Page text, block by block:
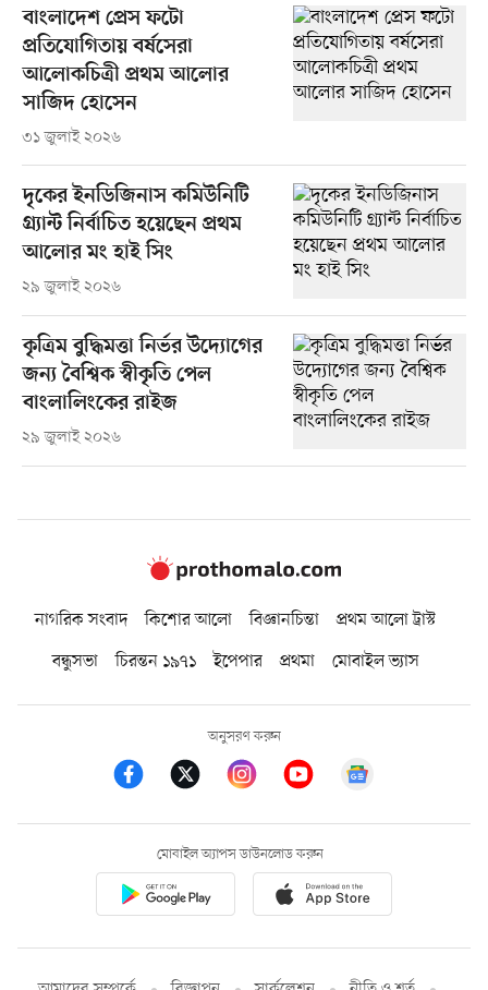
বাংলাদেশ প্রেস ফটো
প্রতিযোগিতায় বর্ষসেরা
আলোকচিত্রী প্রথম আলোর
সাজিদ হোসেন
৩১ জুলাই ২০২৬
দৃকের ইনডিজিনাস কমিউনিটি
গ্র্যান্ট নির্বাচিত হয়েছেন প্রথম
আলোর মং হাই সিং
২৯ জুলাই ২০২৬
কৃত্রিম বুদ্ধিমত্তা নির্ভর উদ্যোগের
জন্য বৈশ্বিক স্বীকৃতি পেল
বাংলালিংকের রাইজ
২৯ জুলাই ২০২৬
নাগরিক সংবাদ কিশোর আলো বিজ্ঞানচিন্তা
প্রথম আলো ট্রাস্ট
বন্ধুসভা
চিরন্তন ১৯৭১ ইপেপার প্রথমা মোবাইল ভ্যাস
অনুসরণ করুন
মোবাইল অ্যাপস ডাউনলোড করুন